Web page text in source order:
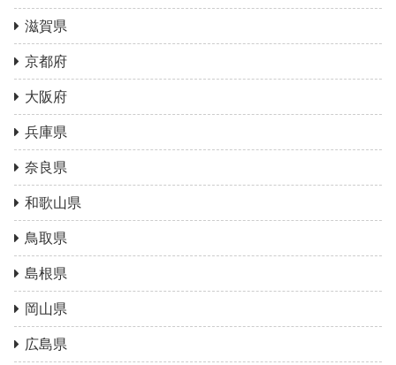
滋賀県
京都府
大阪府
兵庫県
奈良県
和歌山県
鳥取県
島根県
岡山県
広島県